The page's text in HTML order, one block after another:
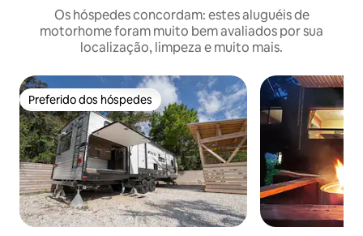
Os hóspedes concordam: estes aluguéis de
motorhome foram muito bem avaliados por sua
localização, limpeza e muito mais.
Preferido dos hóspedes
Preferido dos hóspedes